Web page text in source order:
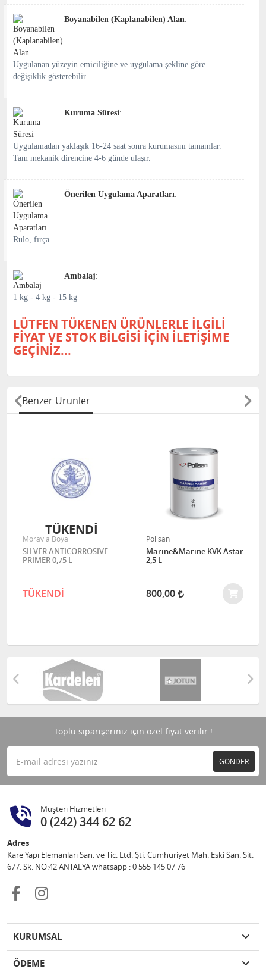
Boyanabilen (Kaplanabilen) Alan:
Uygulanan yüzeyin emiciliğine ve uygulama şekline göre
değişiklik gösterebilir.
Kuruma Süresi:
Uygulamadan yaklaşık 16-24 saat sonra kurumasını tamamlar.
Tam mekanik direncine 4-6 günde ulaşır.
Önerilen Uygulama Aparatları:
Rulo, fırça.
Ambalaj:
1 kg - 4 kg - 15 kg
LÜTFEN TÜKENEN ÜRÜNLERLE İLGİLİ
FİYAT VE STOK BİLGİSİ İÇİN İLETİŞİME
GEÇİNİZ...
Benzer Ürünler
Moravia Boya
SILVER ANTICORROSIVE
PRIMER 0,75 L
TÜKENDİ
TÜKENDİ
Polisan
Marine&Marine KVK Astar
2,5 L
800,00
Toplu siparişeriniz için özel fiyat verilir !
GÖNDER
Müşteri Hizmetleri
0 (242) 344 62 62
Adres
Kare Yapı Elemanları San. ve Tic. Ltd. Şti. Cumhuriyet Mah. Eski San. Sit.
677. Sk. NO:42 ANTALYA whatsapp : 0 555 145 07 76
KURUMSAL
ÖDEME